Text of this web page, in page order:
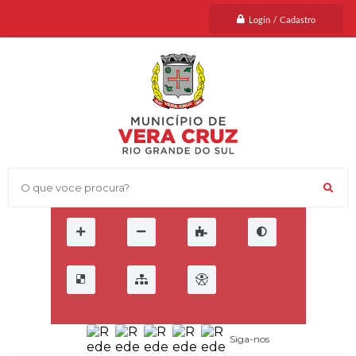
Login / Cadastro
O que voce procura?
Siga-nos